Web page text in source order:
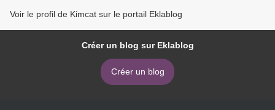
Voir le profil de Kimcat sur le portail Eklablog
Créer un blog sur Eklablog
Créer un blog